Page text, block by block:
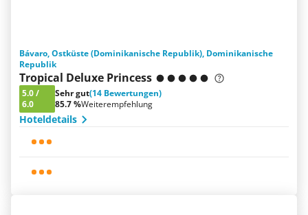
Bávaro, Ostküste (Dominikanische Republik), Dominikanische
Republik
Tropical Deluxe Princess
5.0/
6.0
Sehr gut(14 Bewertungen)
85.7 %Weiterempfehlung
Hoteldetails